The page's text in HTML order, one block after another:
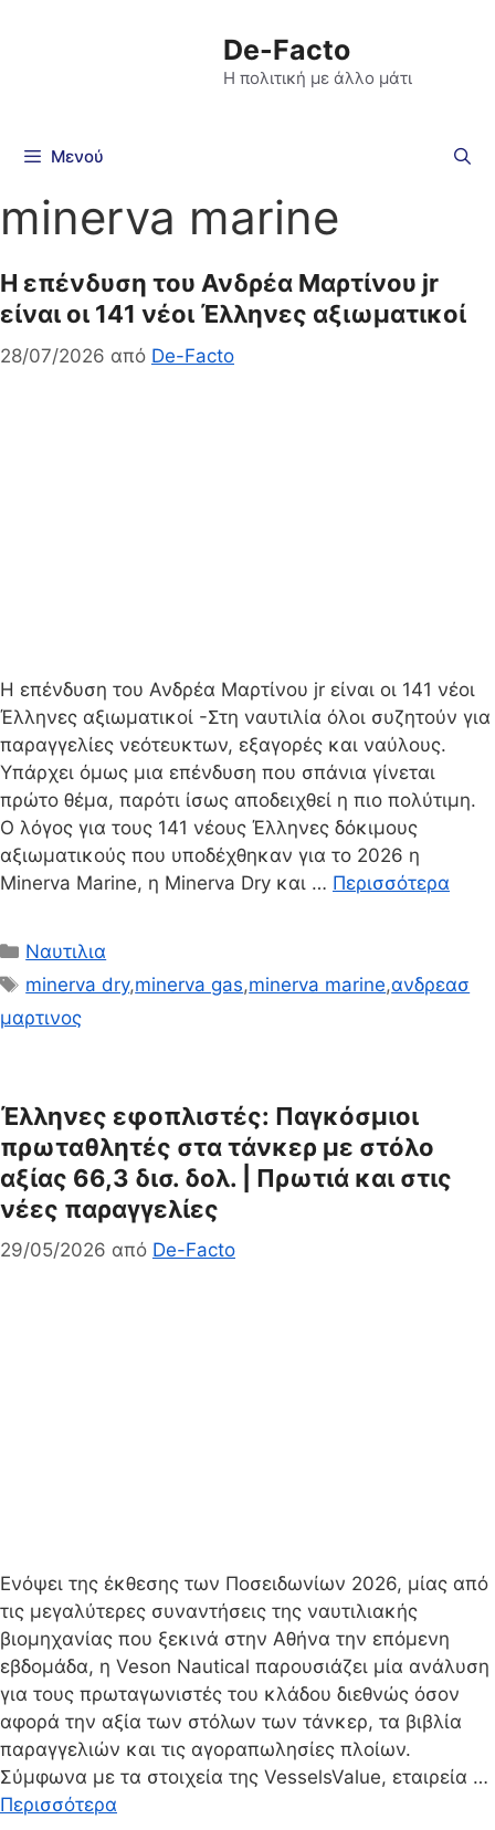
De-Facto
Η πολιτική με άλλο μάτι
Μενού
minerva marine
H επένδυση του Ανδρέα Μαρτίνου jr
είναι οι 141 νέοι Έλληνες αξιωματικοί
28/07/2026 από De-Facto
H επένδυση του Ανδρέα Μαρτίνου jr είναι οι 141 νέοι
Έλληνες αξιωματικοί -Στη ναυτιλία όλοι συζητούν για
παραγγελίες νεότευκτων, εξαγορές και ναύλους.
Υπάρχει όμως μια επένδυση που σπάνια γίνεται
πρώτο θέμα, παρότι ίσως αποδειχθεί η πιο πολύτιμη.
Ο λόγος για τους 141 νέους Έλληνες δόκιμους
αξιωματικούς που υποδέχθηκαν για το 2026 η
Minerva Marine, η Minerva Dry και … Περισσότερα
Κατηγορίες
Ναυτιλια
Ετικέτες
minerva dry,minerva gas,minerva marine,ανδρεασ
μαρτινος
Έλληνες εφοπλιστές: Παγκόσμιοι
πρωταθλητές στα τάνκερ με στόλο
αξίας 66,3 δισ. δολ. | Πρωτιά και στις
νέες παραγγελίες
29/05/2026 από De-Facto
Ενόψει της έκθεσης των Ποσειδωνίων 2026, μίας από
τις μεγαλύτερες συναντήσεις της ναυτιλιακής
βιομηχανίας που ξεκινά στην Αθήνα την επόμενη
εβδομάδα, η Veson Nautical παρουσιάζει μία ανάλυση
για τους πρωταγωνιστές του κλάδου διεθνώς όσον
αφορά την αξία των στόλων των τάνκερ, τα βιβλία
παραγγελιών και τις αγοραπωλησίες πλοίων.
Σύμφωνα με τα στοιχεία της VesselsValue, εταιρεία …
Περισσότερα